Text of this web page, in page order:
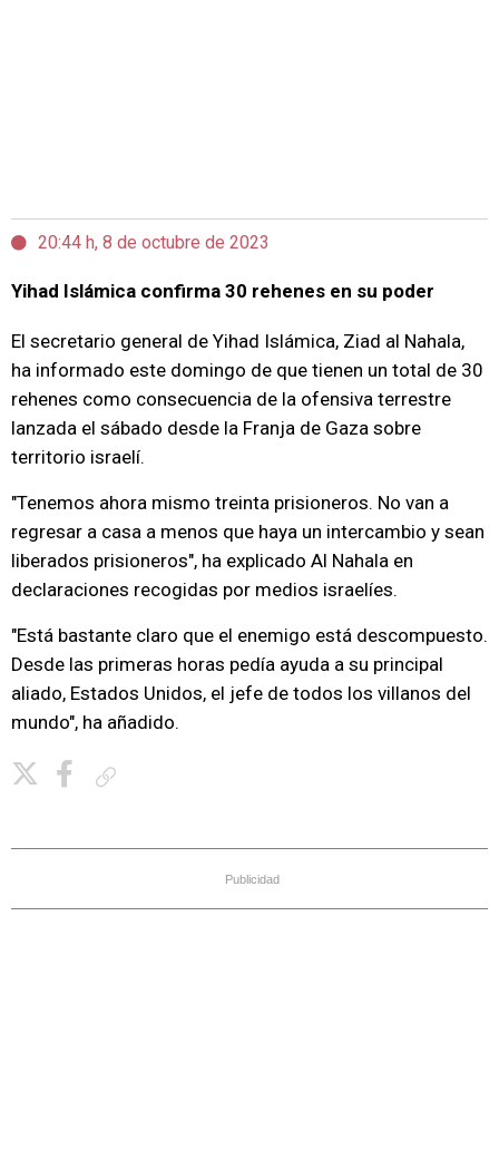
20:44 h, 8 de octubre de 2023
Yihad Islámica confirma 30 rehenes en su poder
El secretario general de Yihad Islámica, Ziad al Nahala,
ha informado este domingo de que tienen un total de 30
rehenes como consecuencia de la ofensiva terrestre
lanzada el sábado desde la Franja de Gaza sobre
territorio israelí.
"Tenemos ahora mismo treinta prisioneros. No van a
regresar a casa a menos que haya un intercambio y sean
liberados prisioneros", ha explicado Al Nahala en
declaraciones recogidas por medios israelíes.
"Está bastante claro que el enemigo está descompuesto.
Desde las primeras horas pedía ayuda a su principal
aliado, Estados Unidos, el jefe de todos los villanos del
mundo", ha añadido.
Publicidad